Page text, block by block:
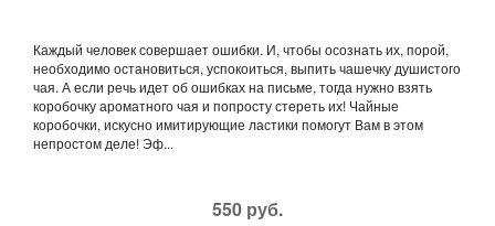
Каждый человек совершает ошибки. И, чтобы осознать их, порой,
необходимо остановиться, успокоиться, выпить чашечку душистого
чая. А если речь идет об ошибках на письме, тогда нужно взять
коробочку ароматного чая и попросту стереть их! Чайные
коробочки, искусно имитирующие ластики помогут Вам в этом
непростом деле! Эф...
550 руб.